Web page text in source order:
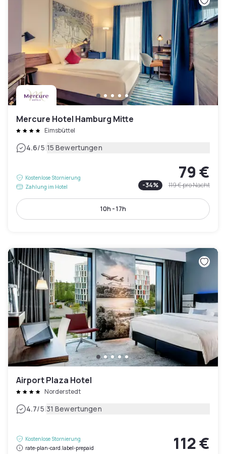
Mercure Hotel Hamburg Mitte
Eimsbüttel
4.6/5|15 Bewertungen
Kostenlose Stornierung
Zahlung im Hotel
79 €
-34% 119 €pro Nacht
10h - 17h
Airport Plaza Hotel
Norderstedt
4.7/5|31 Bewertungen
Kostenlose Stornierung
rate-plan-card.label-prepaid
112 €